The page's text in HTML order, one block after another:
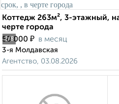
2/8
Коттедж 263м², 3-этажный,
черте города
50 000 ₽ в месяц
3-я Молдавская
Агентство, 03.08.2026